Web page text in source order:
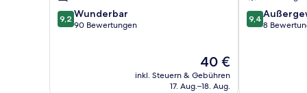
9.2
von
9,2 Wunderbar
90 Bewertungen
Der
Preis
beträgt
40 €
inkl. Steuern & Gebühren
17. Aug.–18. Aug.
Búzios
9.4
von
9,4
8